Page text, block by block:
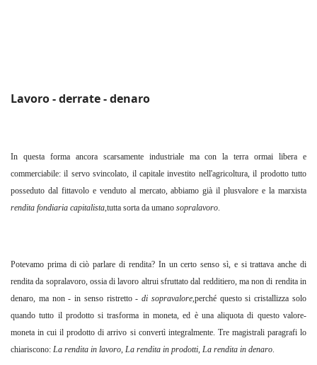
Lavoro - derrate - denaro
In questa forma ancora scarsamente industriale ma con la terra ormai libera e
commerciabile: il servo svincolato, il capitale investito nell'agricoltura, il prodotto tutto
posseduto dal fittavolo e venduto al mercato, abbiamo già il plusvalore e la marxista
rendita fondiaria capitalista,tutta sorta da umano sopralavoro.
Potevamo prima di ciò parlare di rendita? In un certo senso sì, e si trattava anche di
rendita da sopralavoro, ossia di lavoro altrui sfruttato dal redditiero, ma non di rendita in
denaro, ma non - in senso ristretto -di sopravalore,perché questo si cristallizza solo
quando tutto il prodotto si trasforma in moneta, ed è una aliquota di questo valore-
moneta in cui il prodotto di arrivo si convertì integralmente. Tre magistrali paragrafi lo
chiariscono: La rendita in lavoro, La rendita in prodotti, La rendita in denaro.